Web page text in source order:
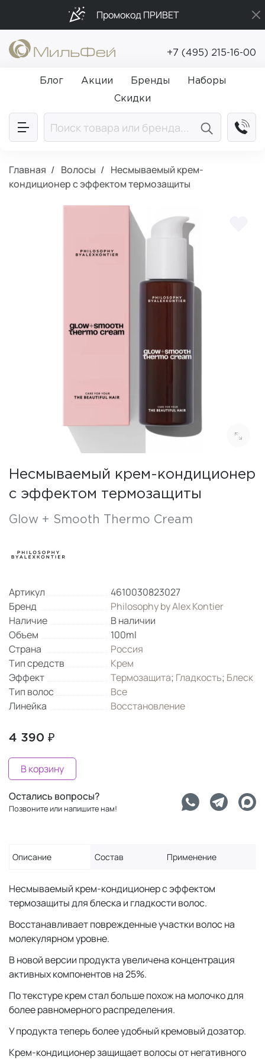
Промокод ПРИВЕТ
Бесплатная доставка от 5 000₽
Подарки в каждый заказ от 5 000₽
+7 (495) 215-16-00
Блог Акции Бренды
Наборы
Скидки
Главная Волосы
Несмываемый крем-
кондиционер с эффектом термозащиты
Несмываемый крем-кондиционер
с эффектом термозащиты
Glow + Smooth Thermo Cream
Артикул
4610030823027
Бренд
Philosophy by Alex Kontier
Наличие
В наличии
Объем
100ml
Страна
Россия
Тип средств
Крем
Эффект
Термозащита; Гладкость; Блеск
Тип волос
Все
Линейка
Восстановление
4 390 ₽
В корзину
Остались вопросы?
Позвоните или напишите нам!
Описание Состав Применение
Несмываемый крем-кондиционер с эффектом
термозащиты для блеска и гладкости волос.
Восстанавливает поврежденные участки волос на
молекулярном уровне.
В новой версии продукта увеличена концентрация
активных компонентов на 25%.
По текстуре крем стал больше похож на молочко для
более равномерного распределения.
У продукта теперь более удобный кремовый дозатор.
Крем-кондиционер защищает волосы от негативного